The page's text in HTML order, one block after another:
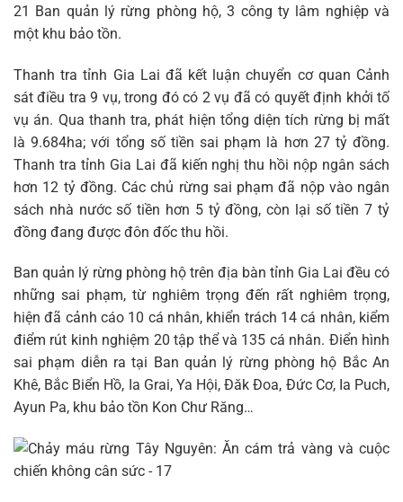
21 Ban quản lý rừng phòng hộ, 3 công ty lâm nghiệp và
một khu bảo tồn.
Thanh tra tỉnh Gia Lai đã kết luận chuyển cơ quan Cảnh
sát điều tra 9 vụ, trong đó có 2 vụ đã có quyết định khởi tố
vụ án. Qua thanh tra, phát hiện tổng diện tích rừng bị mất
là 9.684ha; với tổng số tiền sai phạm là hơn 27 tỷ đồng.
Thanh tra tỉnh Gia Lai đã kiến nghị thu hồi nộp ngân sách
hơn 12 tỷ đồng. Các chủ rừng sai phạm đã nộp vào ngân
sách nhà nước số tiền hơn 5 tỷ đồng, còn lại số tiền 7 tỷ
đồng đang được đôn đốc thu hồi.
Ban quản lý rừng phòng hộ trên địa bàn tỉnh Gia Lai đều có
những sai phạm, từ nghiêm trọng đến rất nghiêm trọng,
hiện đã cảnh cáo 10 cá nhân, khiển trách 14 cá nhân, kiểm
điểm rút kinh nghiệm 20 tập thể và 135 cá nhân. Điển hình
sai phạm diễn ra tại Ban quản lý rừng phòng hộ Bắc An
Khê, Bắc Biển Hồ, Ia Grai, Ya Hội, Đăk Đoa, Đức Cơ, Ia Puch,
Ayun Pa, khu bảo tồn Kon Chư Răng…